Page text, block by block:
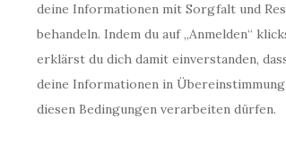
deine Informationen mit Sorgfalt und
behandeln. Indem du auf „Anmelden“
erklärst du dich damit einverstanden,
deine Informationen in
diesen Bedingungen verarbeiten dürfen.